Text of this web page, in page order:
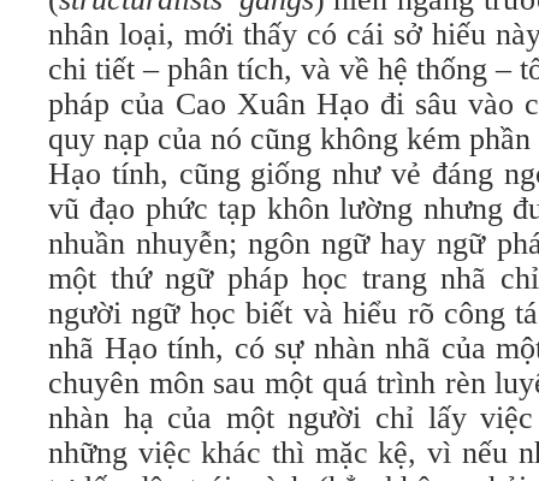
nhân loại, mới thấy có cái sở hiếu
chi tiết – phân tích, và về hệ thống –
pháp của Cao Xuân Hạo đi sâu vào
quy nạp của nó cũng không kém
Hạo tính, cũng giống như vẻ đáng
vũ đạo phức tạp khôn lường nhưng
nhuần nhuyễn; ngôn ngữ hay ngữ
một thứ ngữ pháp học trang nhã
người ngữ học biết và hiểu rõ công
nhã Hạo tính, có sự nhàn nhã của
chuyên môn sau một quá trình rèn
nhàn hạ của một người chỉ lấy
những việc khác thì mặc kệ, vì nếu